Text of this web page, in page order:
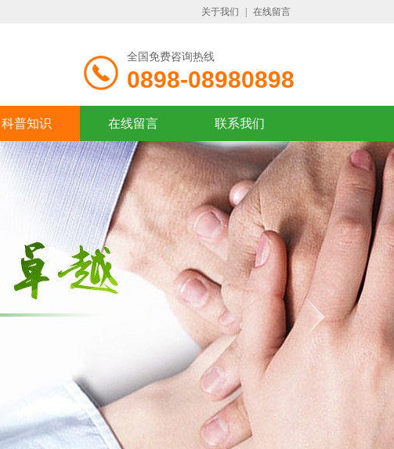
关于我们 在线留言
全国免费咨询热线
0898-08980898
科普知识 在线留言 联系我们